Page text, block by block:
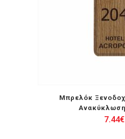
Μπρελόκ
7.44€